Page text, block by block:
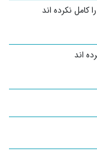
نکرده اند
اند